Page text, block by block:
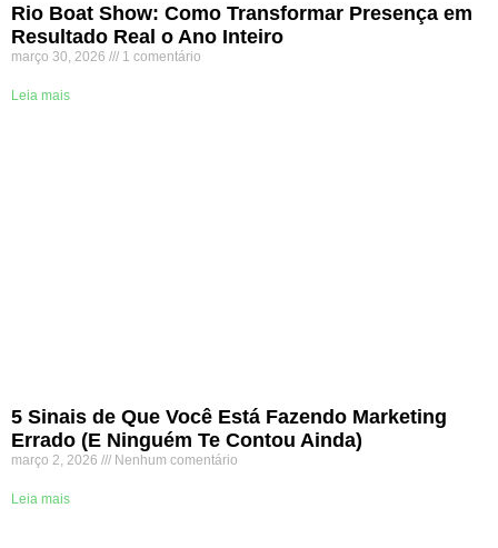
Rio Boat Show: Como Transformar Presença em
Resultado Real o Ano Inteiro
março 30, 2026 1 comentário
Leia mais
5 Sinais de Que Você Está Fazendo Marketing
Errado (E Ninguém Te Contou Ainda)
março 2, 2026 Nenhum comentário
Leia mais